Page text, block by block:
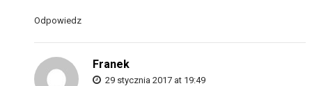
Odpowiedz
Franek
29 stycznia 2017 at 19:49